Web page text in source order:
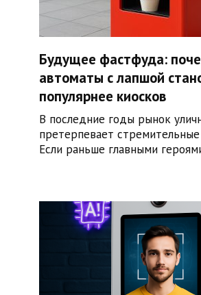
Будущее фастфуда:
автоматы с лапшой
популярнее киосков
В последние годы рынок
претерпевает
Если раньше главными